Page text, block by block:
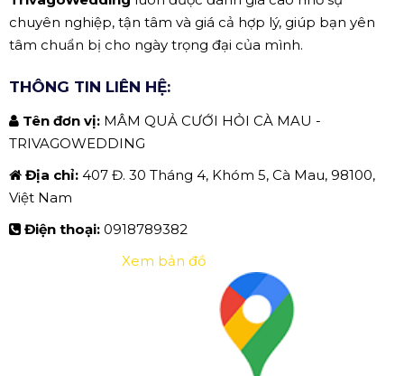
chuyên nghiệp, tận tâm và giá cả hợp lý, giúp bạn yên
tâm chuẩn bị cho ngày trọng đại của mình.
THÔNG TIN LIÊN HỆ:
Tên đơn vị: MÂM QUẢ CƯỚI HỎI CÀ MAU -
TRIVAGOWEDDING
Địa chỉ: 407 Đ. 30 Tháng 4, Khóm 5, Cà Mau, 98100,
Việt Nam
Điện thoại: 0918789382
Xem bản đồ